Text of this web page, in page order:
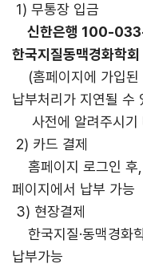
1) 무통장 입금
신한은행 100-
한국지질동맥경화학회
(홈페이지에 가입된
납부처리가 지연될 수
사전에 알려주시기
2) 카드 결제
홈페이지 로그인 후,
페이지에서 납부 가능
3) 현장결제
한국지질·동맥경화
납부가능